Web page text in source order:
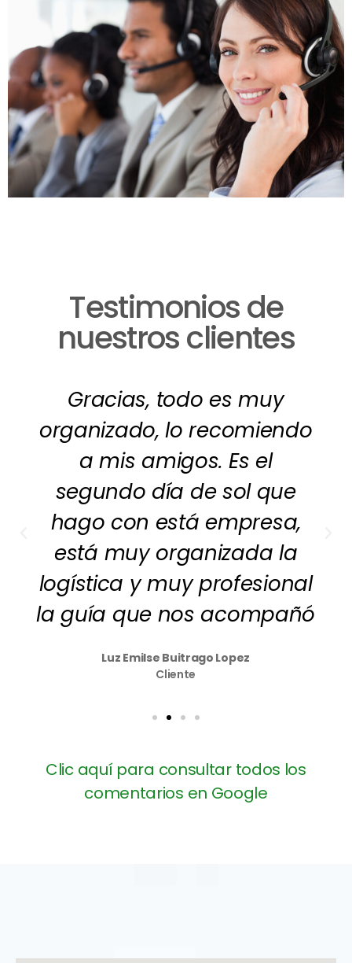
Testimonios de
nuestros clientes
Gracias, todo es muy
organizado, lo recomiendo
a mis amigos. Es el
segundo día de sol que
hago con está empresa,
está muy organizada la
logística y muy profesional
la guía que nos acompañó
Luz Emilse Buitrago Lopez
Cliente
Clic aquí para consultar todos los
comentarios en Google